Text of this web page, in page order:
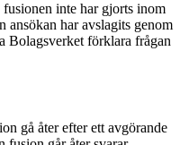
inte har gjorts inom
ansökan har avslagits genom
Bolagsverket förklara frågan
gå åter efter ett avgörande